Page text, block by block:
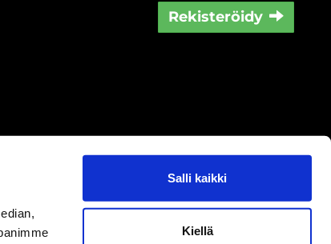
Salli kaikki
Kiellä
Rekisteröidy
Peruutusoikeus